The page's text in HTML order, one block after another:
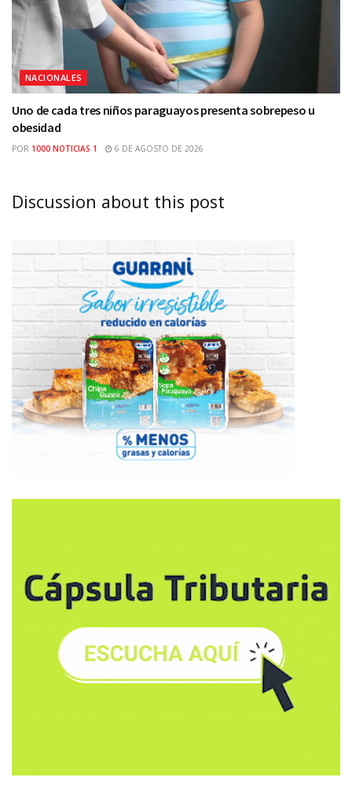
NACIONALES
Uno de cada tres niños paraguayos presenta sobrepeso u
obesidad
POR 1000 NOTICIAS 1 6 DE AGOSTO DE 2026
Discussion about this post